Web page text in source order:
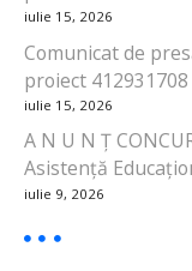
i
c
o
l
e
iulie 15, 2026
Comunicat de
proiect 412931708
iulie 15, 2026
A N U N Ț
Asistență
iulie 9, 2026